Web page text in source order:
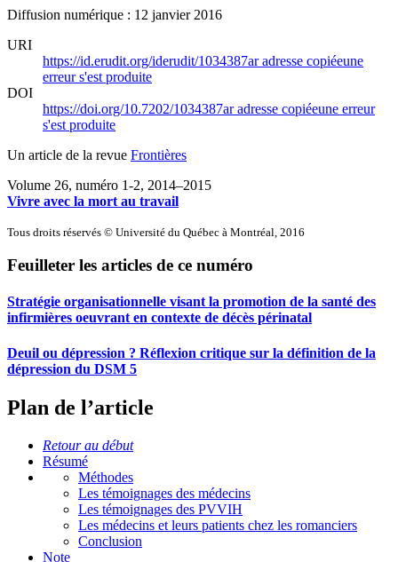
Diffusion numérique : 12 janvier 2016
URI
https://id.erudit.org/iderudit/1034387aradresse copiéeune
erreur s'est produite
DOI
https://doi.org/10.7202/1034387aradresse copiéeune erreur
s'est produite
Un article de la revue Frontières
Volume 26, numéro 1-2, 2014–2015
Vivre avec la mort au travail
Tous droits réservés © Université du Québec à Montréal, 2016
Feuilleter les articles de ce numéro
Stratégie organisationnelle visant la promotion de la santé des
infirmières oeuvrant en contexte de décès périnatal
Deuil ou dépression ? Réflexion critique sur la définition de la
dépression du DSM 5
Plan de l’article
Retour au début
Résumé
Méthodes
Les témoignages des médecins
Les témoignages des PVVIH
Les médecins et leurs patients chez les romanciers
Conclusion
Note